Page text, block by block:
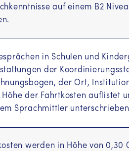
(Türkisch (TR))
kurmancî (Kurmanji
in English (Englisch (EN))
en français (Französisch
українською мовою
auf einem B2
in Schulen und
der
der Ort,
Höhe der Fahrtkosten auflistet
Sprachmittler
werden in Höhe von